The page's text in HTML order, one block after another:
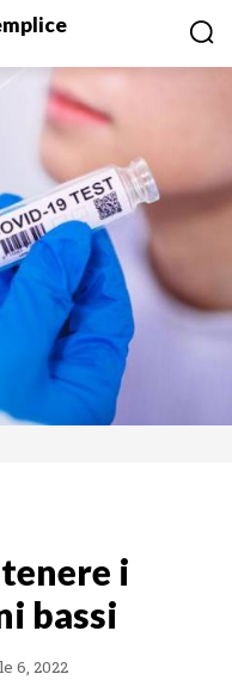
i
bassi
6, 2022